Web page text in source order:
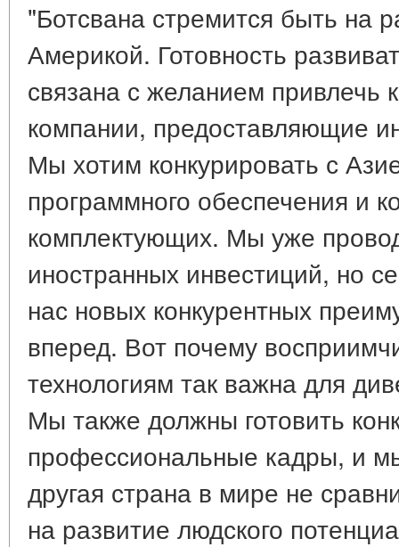
"Ботсвана стремится быть на
Америкой. Готовность
связана с желанием привлечь
компании, предоставляющие
Мы хотим конкурировать с
программного обеспечения и
комплектующих. Мы уже
иностранных инвестиций, но
нас новых конкурентных
вперед. Вот почему
технологиям так важна для
Мы также должны готовить
профессиональные кадры, и
другая страна в мире не
на развитие людского